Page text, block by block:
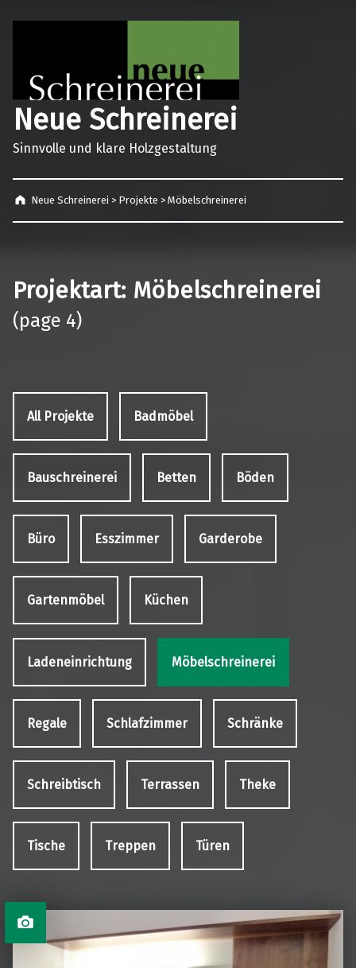
Neue Schreinerei
Sinnvolle und klare Holzgestaltung
Neue Schreinerei > Projekte > Möbelschreinerei
Projektart: Möbelschreinerei
(page 4)
All Projekte Badmöbel
Bauschreinerei Betten Böden
Büro Esszimmer Garderobe
Gartenmöbel Küchen
Ladeneinrichtung Möbelschreinerei
Regale Schlafzimmer Schränke
Schreibtisch Terrassen Theke
Tische Treppen Türen